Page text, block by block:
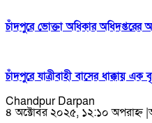
চাঁদপুরে ভোক্তা অধিকার অধিদপ্তরের
চাঁদপুরে যাত্রীবাহী বাসের ধাক্কায় এক
Chandpur Darpan
৪ অক্টোবর ২০২৫, ১২:১০ অপরাহ্ন|